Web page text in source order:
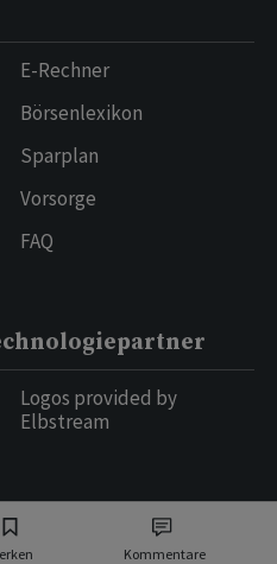
Kommentare
E-Rechner
Börsenlexikon
Sparplan
Vorsorge
FAQ
Logos provided by
Elbstream